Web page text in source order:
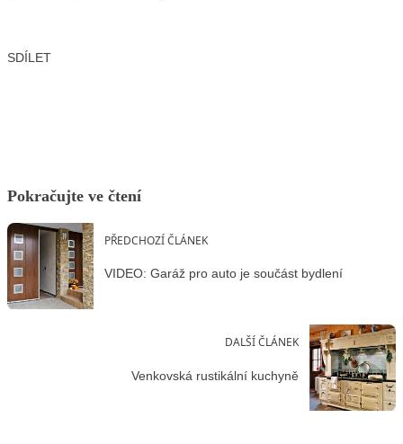
SDÍLET
Pokračujte ve čtení
PŘEDCHOZÍ ČLÁNEK
VIDEO: Garáž pro auto je součást bydlení
DALŠÍ ČLÁNEK
Venkovská rustikální kuchyně